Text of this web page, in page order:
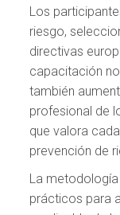
Los
riesgo,
directivas
capacitación
también
profesional de
que valora
prevención de
La
prácticos para